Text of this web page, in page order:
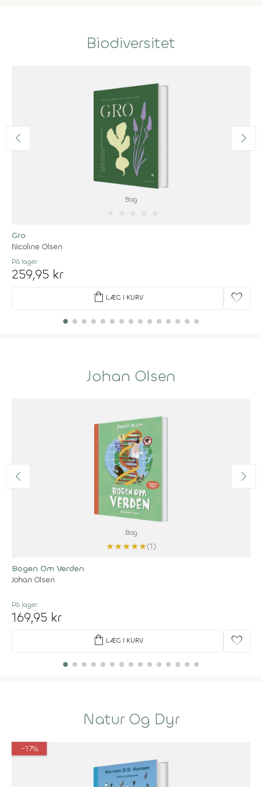
Biodiversitet
Bog
Gro
Nicoline Olsen
På lager
259,95 kr
shopping_bag LÆG I KURV favorite
Johan Olsen
Bog
★★★★★(1)
Bogen Om Verden
Johan Olsen
På lager
169,95 kr
shopping_bag LÆG I KURV favorite
Natur Og Dyr
-17%